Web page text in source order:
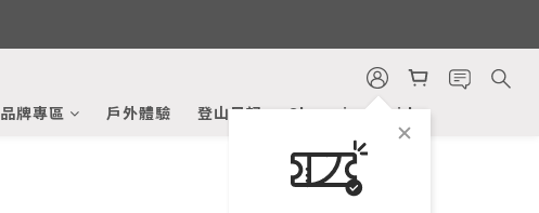
品牌專區 戶外體驗 登山日記 Shopping Guide